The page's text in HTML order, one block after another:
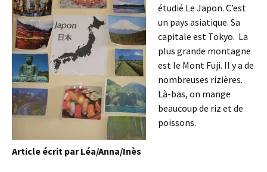
étudié Le Japon. C’est
un pays asiatique. Sa
capitale est Tokyo. La
plus grande montagne
est le Mont Fuji. Il y a de
nombreuses rizières.
Là-bas, on mange
beaucoup de riz et de
poissons.
Article écrit par Léa/Anna/Inès